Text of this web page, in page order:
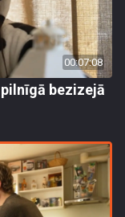
00:07:08
bezizejā